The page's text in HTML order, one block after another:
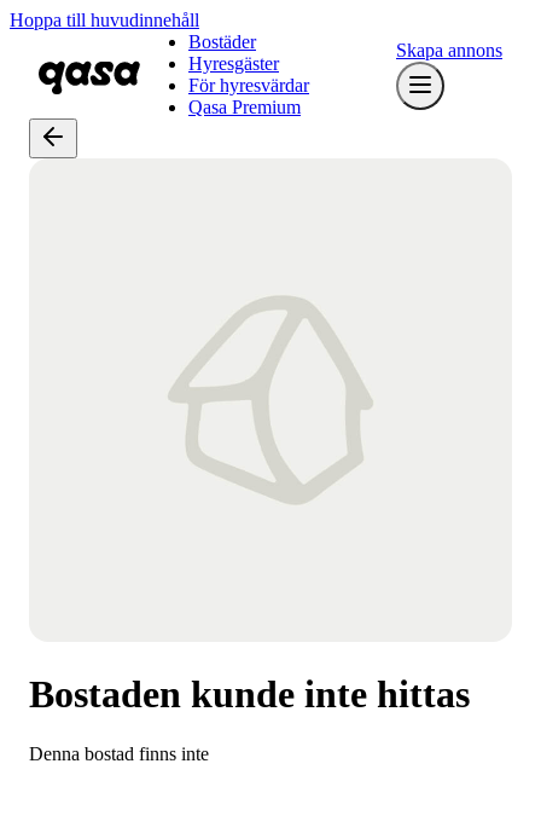
Hoppa till huvudinnehåll
Bostäder
Hyresgäster
För hyresvärdar
Qasa Premium
Skapa annons
Bostaden kunde inte hittas
Denna bostad finns inte